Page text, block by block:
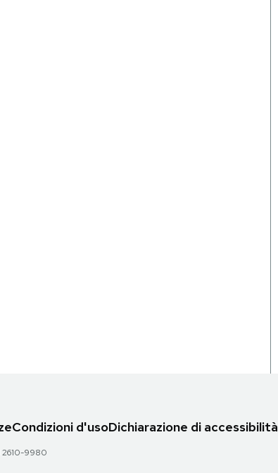
Condizioni d'usoDichiarazione di accessibilità
2610-9980